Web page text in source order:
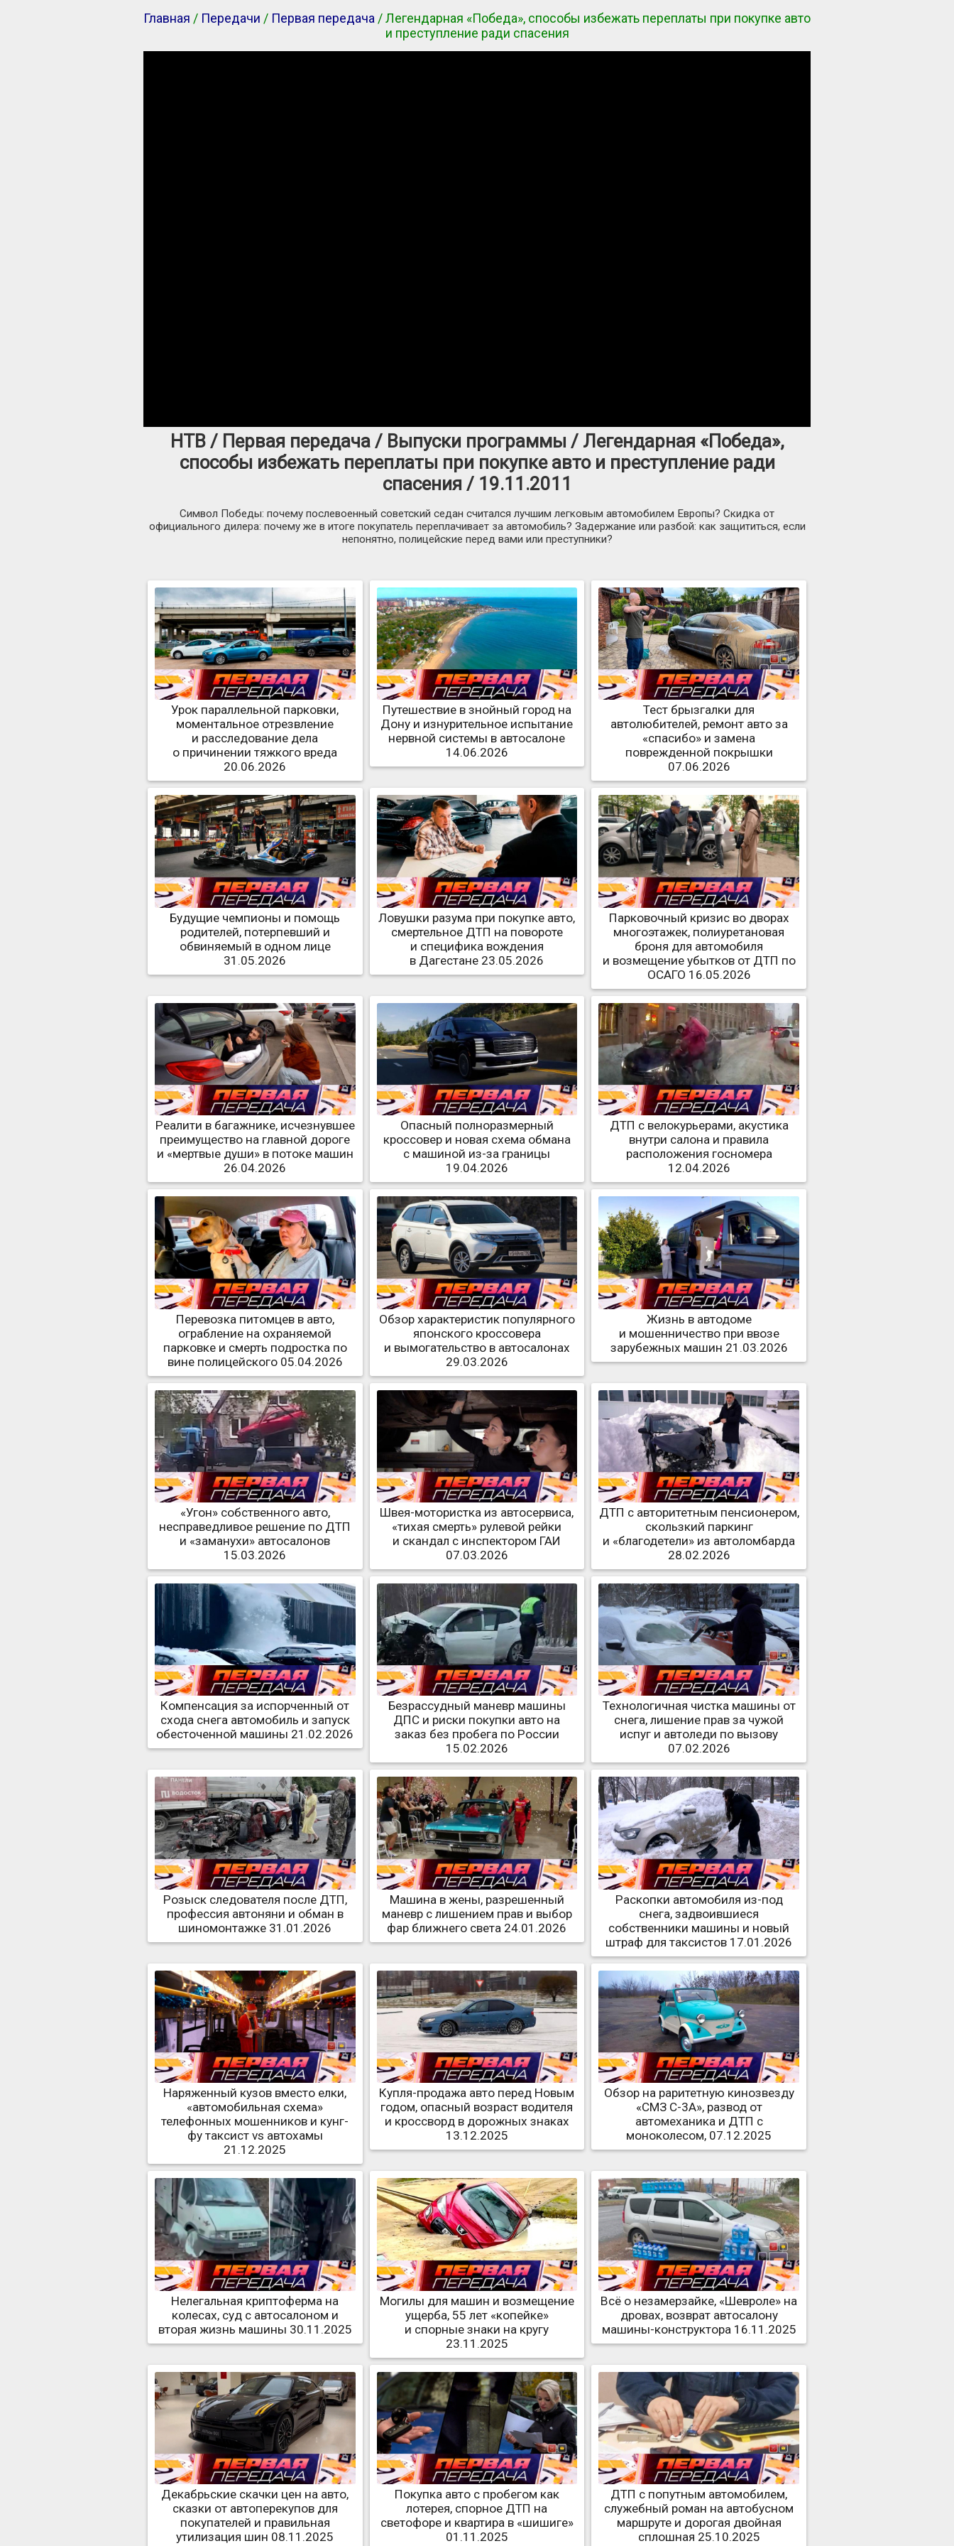
Главная / Передачи / Первая передача / Легендарная «Победа», способы избежать переплаты при покупке авто
и преступление ради спасения
НТВ / Первая передача / Выпуски программы / Легендарная «Победа»,
способы избежать переплаты при покупке авто и преступление ради
спасения / 19.11.2011
Символ Победы: почему послевоенный советский седан считался лучшим легковым автомобилем Европы? Скидка от
официального дилера: почему же в итоге покупатель переплачивает за автомобиль? Задержание или разбой: как защититься, если
непонятно, полицейские перед вами или преступники?
Урок параллельной парковки,
моментальное отрезвление
и расследование дела
о причинении тяжкого вреда
20.06.2026
Путешествие в знойный город на
Дону и изнурительное испытание
нервной системы в автосалоне
14.06.2026
Тест брызгалки для
автолюбителей, ремонт авто за
«спасибо» и замена
поврежденной покрышки
07.06.2026
Будущие чемпионы и помощь
родителей, потерпевший и
обвиняемый в одном лице
31.05.2026
Ловушки разума при покупке авто,
смертельное ДТП на повороте
и специфика вождения
в Дагестане 23.05.2026
Парковочный кризис во дворах
многоэтажек, полиуретановая
броня для автомобиля
и возмещение убытков от ДТП по
ОСАГО 16.05.2026
Реалити в багажнике, исчезнувшее
преимущество на главной дороге
и «мертвые души» в потоке машин
26.04.2026
Опасный полноразмерный
кроссовер и новая схема обмана
с машиной из-за границы
19.04.2026
ДТП с велокурьерами, акустика
внутри салона и правила
расположения госномера
12.04.2026
Перевозка питомцев в авто,
ограбление на охраняемой
парковке и смерть подростка по
вине полицейского 05.04.2026
Обзор характеристик популярного
японского кроссовера
и вымогательство в автосалонах
29.03.2026
Жизнь в автодоме
и мошенничество при ввозе
зарубежных машин 21.03.2026
«Угон» собственного авто,
несправедливое решение по ДТП
и «заманухи» автосалонов
15.03.2026
Швея-мотористка из автосервиса,
«тихая смерть» рулевой рейки
и скандал с инспектором ГАИ
07.03.2026
ДТП с авторитетным пенсионером,
скользкий паркинг
и «благодетели» из автоломбарда
28.02.2026
Компенсация за испорченный от
схода снега автомобиль и запуск
обесточенной машины 21.02.2026
Безрассудный маневр машины
ДПС и риски покупки авто на
заказ без пробега по России
15.02.2026
Технологичная чистка машины от
снега, лишение прав за чужой
испуг и автоледи по вызову
07.02.2026
Розыск следователя после ДТП,
профессия автоняни и обман в
шиномонтажке 31.01.2026
Машина в жены, разрешенный
маневр с лишением прав и выбор
фар ближнего света 24.01.2026
Раскопки автомобиля из-под
снега, задвоившиеся
собственники машины и новый
штраф для таксистов 17.01.2026
Наряженный кузов вместо елки,
«автомобильная схема»
телефонных мошенников и кунг-
фу таксист vs автохамы
21.12.2025
Купля-продажа авто перед Новым
годом, опасный возраст водителя
и кроссворд в дорожных знаках
13.12.2025
Обзор на раритетную кинозвезду
«СМЗ С-3А», развод от
автомеханика и ДТП с
моноколесом, 07.12.2025
Нелегальная криптоферма на
колесах, суд с автосалоном и
вторая жизнь машины 30.11.2025
Могилы для машин и возмещение
ущерба, 55 лет «копейке»
и спорные знаки на кругу
23.11.2025
Всё о незамерзайке, «Шевроле» на
дровах, возврат автосалону
машины-конструктора 16.11.2025
Декабрьские скачки цен на авто,
сказки от автоперекупов для
покупателей и правильная
утилизация шин 08.11.2025
Покупка авто с пробегом как
лотерея, спорное ДТП на
светофоре и квартира в «шишиге»
01.11.2025
ДТП с попутным автомобилем,
служебный роман на автобусном
маршруте и дорогая двойная
сплошная 25.10.2025